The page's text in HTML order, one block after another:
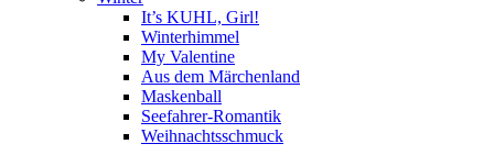
It’s KUHL, Girl!
Winterhimmel
My Valentine
Aus dem Märchenland
Maskenball
Seefahrer-Romantik
Weihnachtsschmuck